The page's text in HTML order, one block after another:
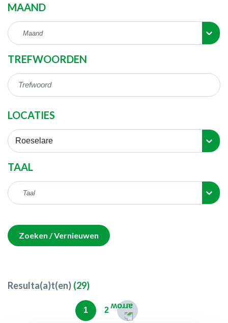
MAAND
Maand
TREFWOORDEN
LOCATIES
Roeselare
TAAL
Taal
Zoeken / Vernieuwen
Resulta(a)t(en) (29)
1 2